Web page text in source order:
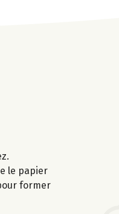
le papier
former